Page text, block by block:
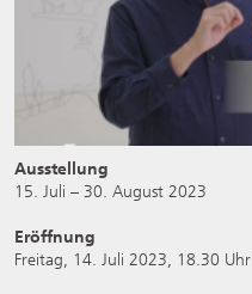
Ausstellung
15. Juli – 30. August 2023
Eröffnung
Freitag, 14. Juli 2023, 18.30 Uhr